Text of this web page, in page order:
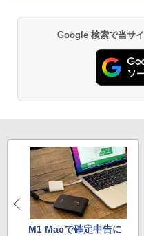
新品ノ
e付き
済
ntel メ
B フル
￥
薬屋のひ
ンガン
￥770
エース)
￥832
ONE
クス
Google 検索で当サ
M1 Macで確定申告に